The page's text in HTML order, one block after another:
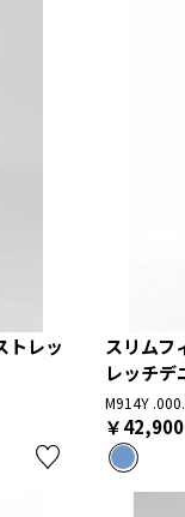
トレッ
スリムフ
レッチデ
M914Y
￥42,900